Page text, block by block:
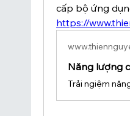
cấp bộ ứng
https://
Năng lượng